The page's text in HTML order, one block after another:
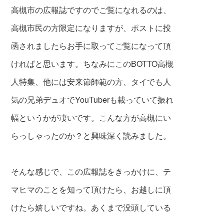
高槻市の広報誌ですのでご覧になれるのは、
高槻市民の方限定になりますが、ポストに投
函されましたらお手に取ってご覧になって頂
ければと思います。ちなみにこのBOTTO高槻
人特集、他には安来節師範の方、タイでも人
気の兄弟デュオでYouTuberも載っていて振れ
幅というかが凄いです。こんな方が高槻にい
らっしゃったのか？と興味深く読みました。
そんな感じで、この広報誌をきっかけに、テ
マヒマのことを知って頂けたら、お越しに頂
けたら嬉しいですね。あくまで没頭している